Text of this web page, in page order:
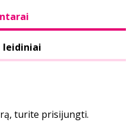
info@elvislab.lt
leidiniai
turite prisijungti.